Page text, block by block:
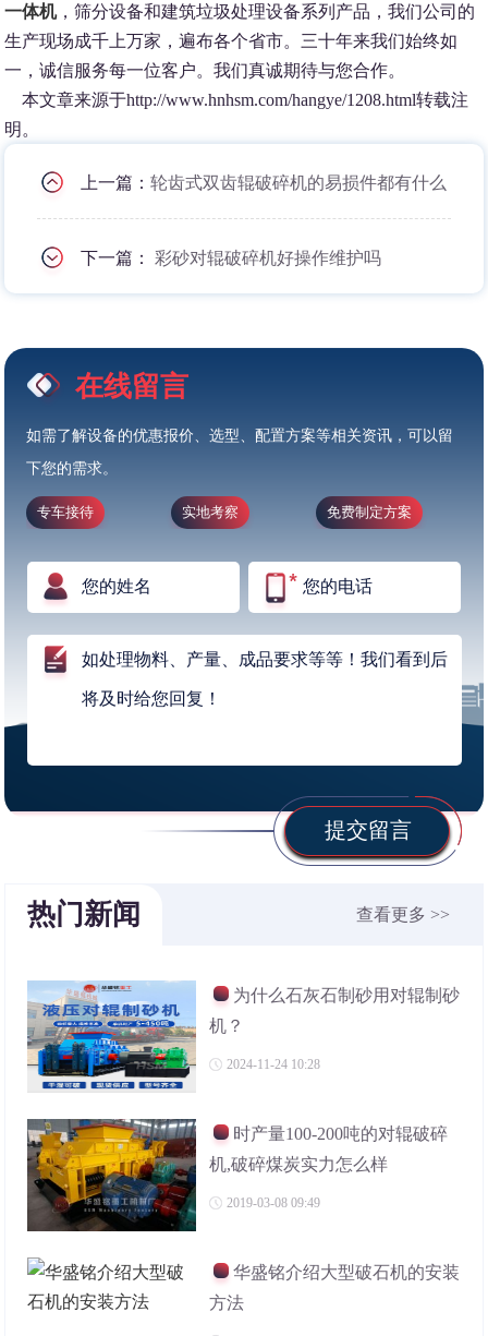
一体机，筛分设备和建筑垃圾处理设备系列产品，我们公司的
生产现场成千上万家，遍布各个省市。三十年来我们始终如
一，诚信服务每一位客户。我们真诚期待与您合作。
本文章来源于http://www.hnhsm.com/hangye/1208.html转载注
明。
上一篇：轮齿式双齿辊破碎机的易损件都有什么
下一篇：彩砂对辊破碎机好操作维护吗
在线留言
如需了解设备的优惠报价、选型、配置方案等相关资讯，可以留
下您的需求。
专车接待 实地考察 免费制定方案
提交留言
热门新闻 查看更多 >>
为什么石灰石制砂用对辊制砂
机？
2024-11-24 10:28
时产量100-200吨的对辊破碎
机,破碎煤炭实力怎么样
2019-03-08 09:49
华盛铭介绍大型破石机的安装
方法